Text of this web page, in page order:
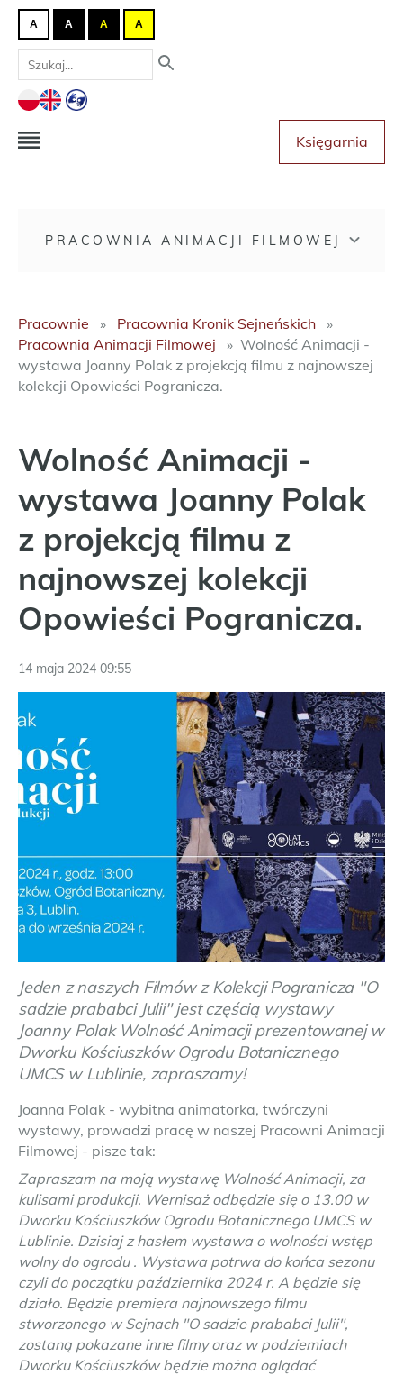
A A A A
Księgarnia
PRACOWNIA ANIMACJI FILMOWEJ
Pracownie
Pracownia Kronik Sejneńskich
Pracownia Animacji Filmowej
Wolność Animacji -
wystawa Joanny Polak z projekcją filmu z najnowszej
kolekcji Opowieści Pogranicza.
Wolność Animacji -
wystawa Joanny Polak
z projekcją filmu z
najnowszej kolekcji
Opowieści Pogranicza.
14 maja 2024 09:55
Jeden z naszych Filmów z Kolekcji Pogranicza "O
sadzie prababci Julii" jest częścią wystawy
Joanny Polak Wolność Animacji prezentowanej w
Dworku Kościuszków Ogrodu Botanicznego
UMCS w Lublinie, zapraszamy!
Joanna Polak - wybitna animatorka, twórczyni
wystawy, prowadzi pracę w naszej Pracowni Animacji
Filmowej - pisze tak:
Zapraszam na moją wystawę Wolność Animacji, za
kulisami produkcji. Wernisaż odbędzie się o 13.00 w
Dworku Kościuszków Ogrodu Botanicznego UMCS w
Lublinie. Dzisiaj z hasłem wystawa o wolności wstęp
wolny do ogrodu . Wystawa potrwa do końca sezonu
czyli do początku października 2024 r. A będzie się
działo. Będzie premiera najnowszego filmu
stworzonego w Sejnach "O sadzie prababci Julii",
zostaną pokazane inne filmy oraz w podziemiach
Dworku Kościuszków będzie można oglądać